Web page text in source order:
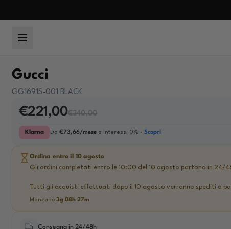
Menu
Ordina entro il 10 agosto
Gli ordini completati entro le 10:00 del 10 agosto partono in 24/
Tutti gli acquisti effettuati dopo il 10 agosto verranno spediti a
Mancano 3g 08h 27m
Gucci
GG1691S-001 BLACK
€221,00€340,00
Klarna Da €73,66/mese a interessi 0% · Scopri
Consegna in 24/48h